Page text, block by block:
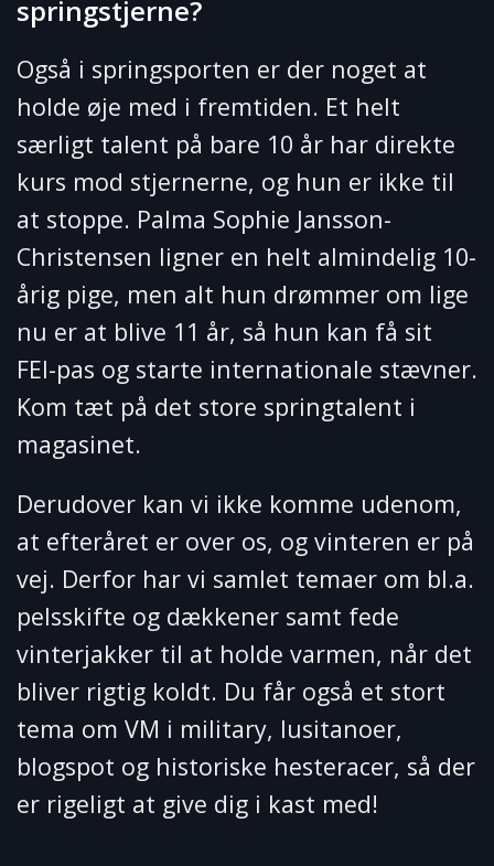
springstjerne?
Også i springsporten er der noget at
holde øje med i fremtiden. Et helt
særligt talent på bare 10 år har direkte
kurs mod stjernerne, og hun er ikke til
at stoppe. Palma Sophie Jansson-
Christensen ligner en helt almindelig 10-
årig pige, men alt hun drømmer om lige
nu er at blive 11 år, så hun kan få sit
FEI-pas og starte internationale stævner.
Kom tæt på det store springtalent i
magasinet.
Derudover kan vi ikke komme udenom,
at efteråret er over os, og vinteren er på
vej. Derfor har vi samlet temaer om bl.a.
pelsskifte og dækkener samt fede
vinterjakker til at holde varmen, når det
bliver rigtig koldt. Du får også et stort
tema om VM i military, lusitanoer,
blogspot og historiske hesteracer, så der
er rigeligt at give dig i kast med!